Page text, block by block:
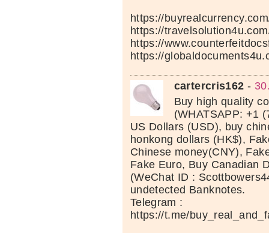
https://
https://
https://
https://
cartercris162 -
Buy high quality
(WHATSAPP: +1
US Dollars (USD), buy
honkong dollars (HK$),
Chinese money(CNY),
Fake Euro, Buy Canadian
(WeChat ID :
undetected Banknotes.
Telegram :
https://t.me/